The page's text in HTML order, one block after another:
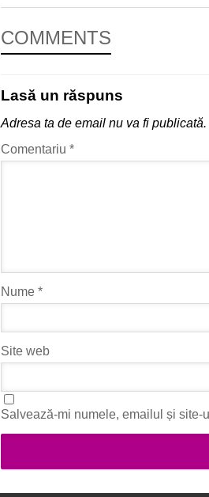
COMMENTS
Lasă un răspuns
Adresa ta de email nu va fi publicată.
Comentariu *
Nume *
Site web
Salvează-mi numele, emailul și site-